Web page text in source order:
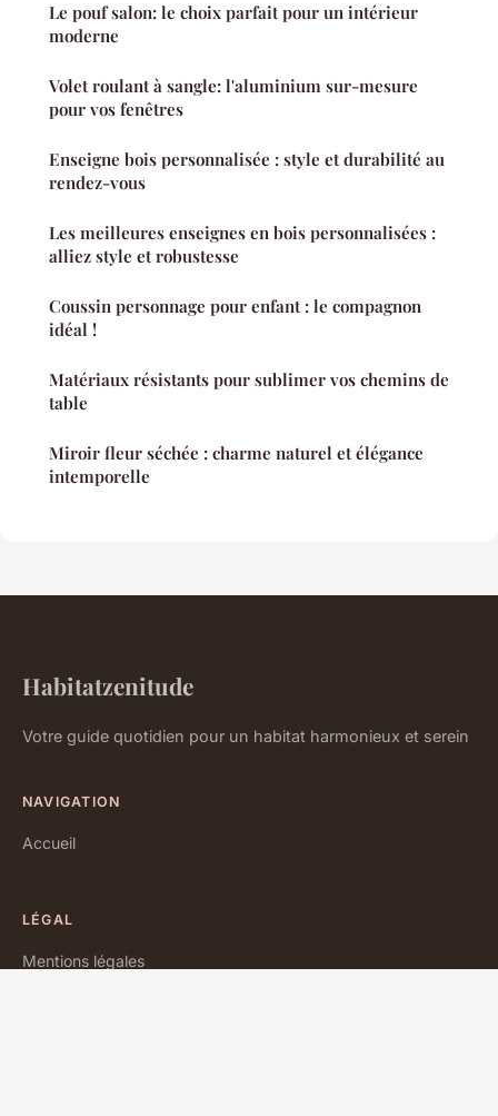
Le pouf salon: le choix parfait pour un intérieur
moderne
Volet roulant à sangle: l'aluminium sur-mesure
pour vos fenêtres
Enseigne bois personnalisée : style et durabilité au
rendez-vous
Les meilleures enseignes en bois personnalisées :
alliez style et robustesse
Coussin personnage pour enfant : le compagnon
idéal !
Matériaux résistants pour sublimer vos chemins de
table
Miroir fleur séchée : charme naturel et élégance
intemporelle
Habitatzenitude
Votre guide quotidien pour un habitat harmonieux et serein
NAVIGATION
Accueil
LÉGAL
Mentions légales